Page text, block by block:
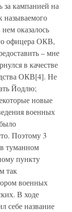
за кампанией на
называемого
оказалось
офицера ОКВ,
– мне
в качестве
ОКВ[4]. Не
Йодлю;
новые
военных
Поэтому 3
туманном
пункту
так
военных
В ходе
себе название